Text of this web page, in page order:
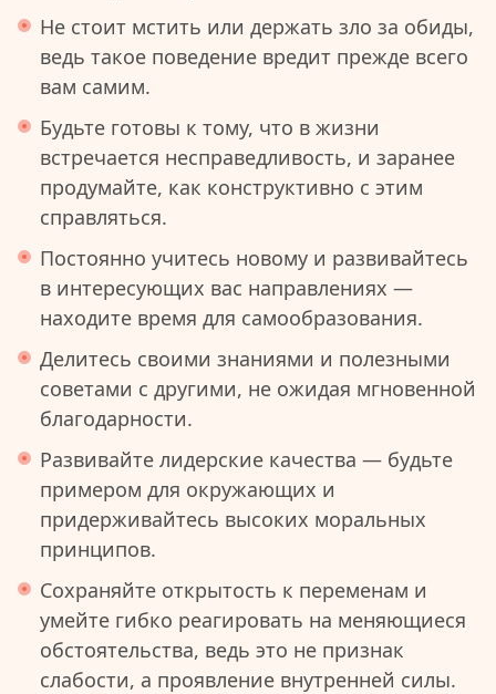
Не стоит мстить или держать зло за обиды,
ведь такое поведение вредит прежде всего
вам самим.
Будьте готовы к тому, что в жизни
встречается несправедливость, и заранее
продумайте, как конструктивно с этим
справляться.
Постоянно учитесь новому и развивайтесь
в интересующих вас направлениях —
находите время для самообразования.
Делитесь своими знаниями и полезными
советами с другими, не ожидая мгновенной
благодарности.
Развивайте лидерские качества — будьте
примером для окружающих и
придерживайтесь высоких моральных
принципов.
Сохраняйте открытость к переменам и
умейте гибко реагировать на меняющиеся
обстоятельства, ведь это не признак
слабости, а проявление внутренней силы.